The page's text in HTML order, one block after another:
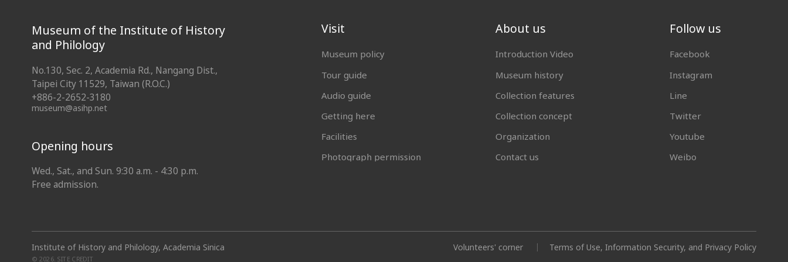
Museum of the Institute of History
and Philology
No.130, Sec. 2, Academia Rd., Nangang Dist.,
Taipei City 11529, Taiwan (R.O.C.)
+886-2-2652-3180
museum@asihp.net
Opening hours
Wed., Sat., and Sun. 9:30 a.m. - 4:30 p.m.
Free admission.
Visit
Museum policy
Tour guide
Audio guide
Getting here
Facilities
Photograph permission
About us
Introduction Video
Museum history
Collection features
Collection concept
Organization
Contact us
Follow us
Facebook
Instagram
Line
Twitter
Youtube
Weibo
Institute of History and Philology, Academia Sinica Volunteers' corner Terms of Use, Information Security, and Privacy Policy
© 2026. SITE CREDIT